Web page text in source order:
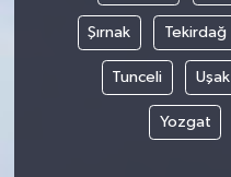
Şırnak Tekirdağ
Tunceli Uşak
Yozgat